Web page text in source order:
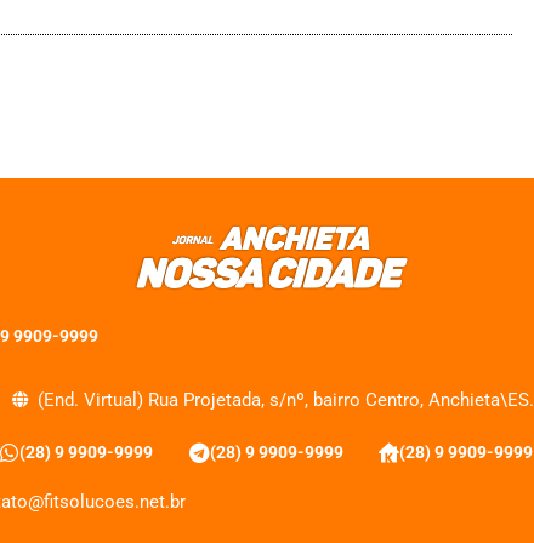
9909-9999
(End. Virtual) Rua Projetada, s/nº, bairro Centro, Anchieta\ES.
(28) 9 9909-9999 (28) 9 9909-9999 (28) 9 9909-9999